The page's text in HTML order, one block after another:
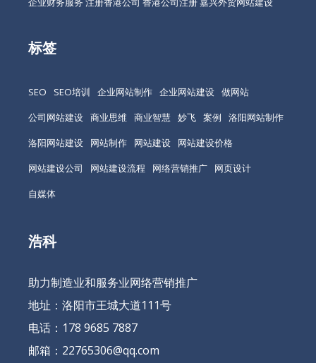
标签
SEO SEO培训 企业网站制作 企业网站建设 做网站
公司网站建设 商业思维 商业智慧 妙飞 案例
洛阳网站制作
洛阳网站建设
网站制作 网站建设
网站建设价格
网站建设公司
网站建设流程 网络营销推广
网页设计
自媒体
浩科
助力制造业和服务业网络营销推广
地址：洛阳市王城大道111号
电话：178 9685 7887
邮箱：22765306@qq.com